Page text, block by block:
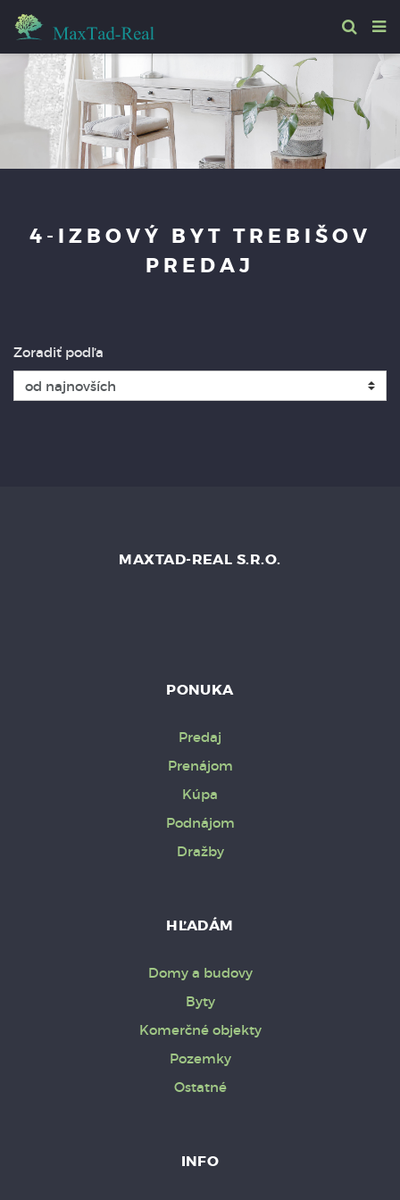
4-IZBOVÝ BYT TREBIŠOV
PREDAJ
Zoradiť podľa
MAXTAD-REAL S.R.O.
PONUKA
Predaj
Prenájom
Kúpa
Podnájom
Dražby
HĽADÁM
Domy a budovy
Byty
Komerčné objekty
Pozemky
Ostatné
INFO